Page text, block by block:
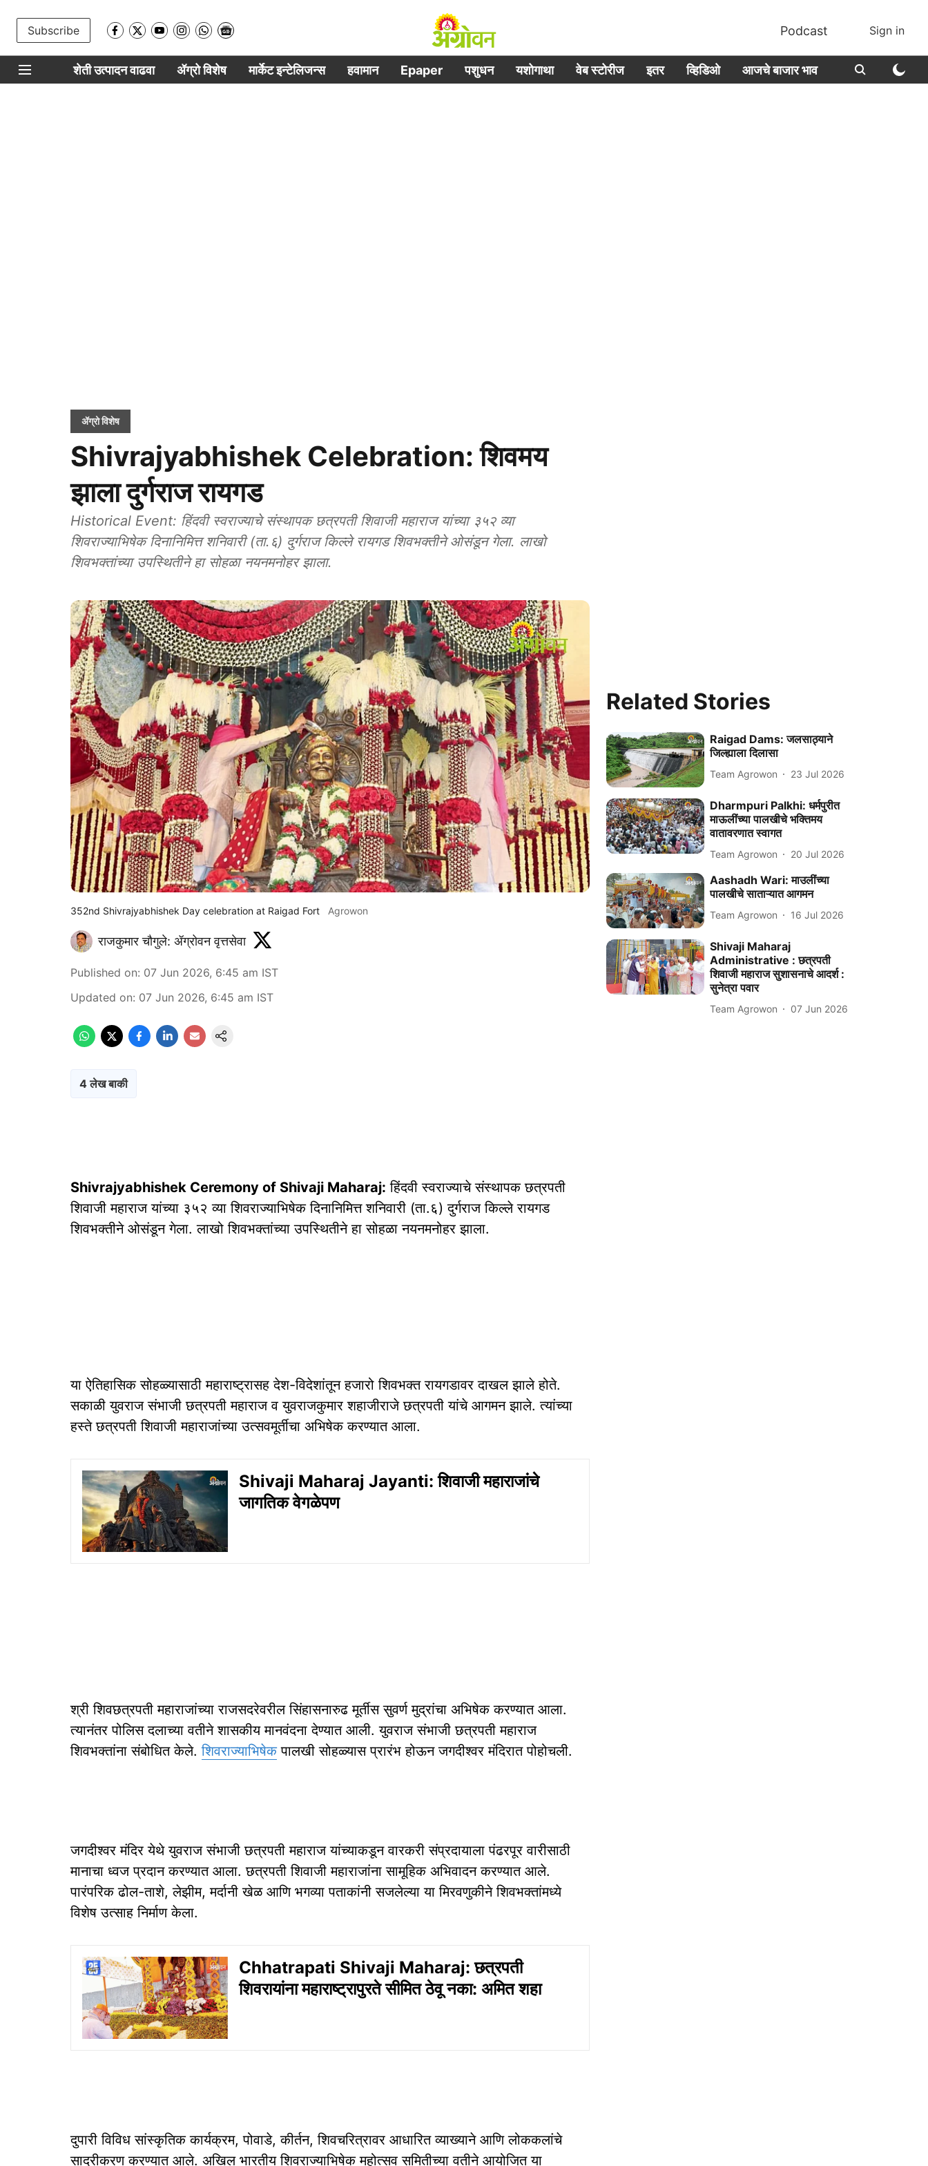
Subscribe Podcast Sign in
शेती उत्पादन वाढवा ॲग्रो विशेष मार्केट इन्टेलिजन्स हवामान Epaper पशुधन यशोगाथा वेब स्टोरीज इतर व्हिडिओ आजचे बाजार भाव
ॲग्रो विशेष
Shivrajyabhishek Celebration: शिवमय
झाला दुर्गराज रायगड
Historical Event: हिंदवी स्वराज्याचे संस्थापक छत्रपती शिवाजी महाराज यांच्या ३५२ व्या
शिवराज्याभिषेक दिनानिमित्त शनिवारी (ता.६) दुर्गराज किल्ले रायगड शिवभक्तीने ओसंडून गेला. लाखो
शिवभक्तांच्या उपस्थितीने हा सोहळा नयनमनोहर झाला.
352nd Shivrajyabhishek Day celebration at Raigad Fort Agrowon
राजकुमार चौगुले: ॲग्रोवन वृत्तसेवा
Published on: 07 Jun 2026, 6:45 am IST
Updated on: 07 Jun 2026, 6:45 am IST
4 लेख बाकी
Shivrajyabhishek Ceremony of Shivaji Maharaj: हिंदवी स्वराज्याचे संस्थापक छत्रपती
शिवाजी महाराज यांच्या ३५२ व्या शिवराज्याभिषेक दिनानिमित्त शनिवारी (ता.६) दुर्गराज किल्ले रायगड
शिवभक्तीने ओसंडून गेला. लाखो शिवभक्तांच्या उपस्थितीने हा सोहळा नयनमनोहर झाला.
या ऐतिहासिक सोहळ्यासाठी महाराष्ट्रासह देश-विदेशांतून हजारो शिवभक्त रायगडावर दाखल झाले होते.
सकाळी युवराज संभाजी छत्रपती महाराज व युवराजकुमार शहाजीराजे छत्रपती यांचे आगमन झाले. त्यांच्या
हस्ते छत्रपती शिवाजी महाराजांच्या उत्सवमूर्तीचा अभिषेक करण्यात आला.
Shivaji Maharaj Jayanti: शिवाजी महाराजांचे
जागतिक वेगळेपण
श्री शिवछत्रपती महाराजांच्या राजसदरेवरील सिंहासनारुढ मूर्तीस सुवर्ण मुद्रांचा अभिषेक करण्यात आला.
त्यानंतर पोलिस दलाच्या वतीने शासकीय मानवंदना देण्यात आली. युवराज संभाजी छत्रपती महाराज
शिवभक्तांना संबोधित केले.शिवराज्याभिषेकपालखी सोहळ्यास प्रारंभ होऊन जगदीश्वर मंदिरात पोहोचली.
जगदीश्वर मंदिर येथे युवराज संभाजी छत्रपती महाराज यांच्याकडून वारकरी संप्रदायाला पंढरपूर वारीसाठी
मानाचा ध्वज प्रदान करण्यात आला. छत्रपती शिवाजी महाराजांना सामूहिक अभिवादन करण्यात आले.
पारंपरिक ढोल-ताशे, लेझीम, मर्दानी खेळ आणि भगव्या पताकांनी सजलेल्या या मिरवणुकीने शिवभक्तांमध्ये
विशेष उत्साह निर्माण केला.
Chhatrapati Shivaji Maharaj: छत्रपती
शिवरायांना महाराष्ट्रापुरते सीमित ठेवू नका: अमित शहा
दुपारी विविध सांस्कृतिक कार्यक्रम, पोवाडे, कीर्तन, शिवचरित्रावर आधारित व्याख्याने आणि लोककलांचे
सादरीकरण करण्यात आले. अखिल भारतीय शिवराज्याभिषेक महोत्सव समितीच्या वतीने आयोजित या
Related Stories
Raigad Dams: जलसाठ्याने
जिल्ह्याला दिलासा
Team Agrowon 23 Jul 2026
Dharmpuri Palkhi: धर्मपुरीत
माऊलींच्या पालखीचे भक्तिमय
वातावरणात स्वागत
Team Agrowon 20 Jul 2026
Aashadh Wari: माउलींच्या
पालखीचे साताऱ्यात आगमन
Team Agrowon 16 Jul 2026
Shivaji Maharaj
Administrative : छत्रपती
शिवाजी महाराज सुशासनाचे आदर्श :
सुनेत्रा पवार
Team Agrowon 07 Jun 2026